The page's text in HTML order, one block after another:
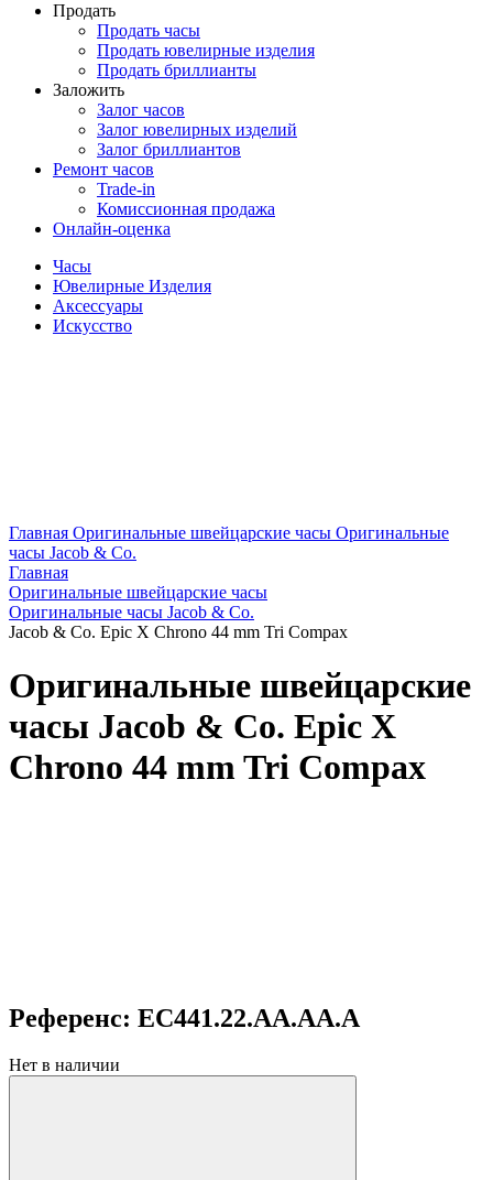
Продать
Продать часы
Продать ювелирные изделия
Продать бриллианты
Заложить
Залог часов
Залог ювелирных изделий
Залог бриллиантов
Ремонт часов
Trade-in
Комиссионная продажа
Онлайн-оценка
Часы
Ювелирные Изделия
Аксессуары
Искусство
Главная Оригинальные швейцарские часы Оригинальные
часы Jacob & Co.
Главная
Оригинальные швейцарские часы
Оригинальные часы Jacob & Co.
Jacob & Co. Epic X Chrono 44 mm Tri Compax
Оригинальные швейцарские
часы Jacob & Co. Epic X
Chrono 44 mm Tri Compax
Референс: EC441.22.AA.AA.A
Нет в наличии